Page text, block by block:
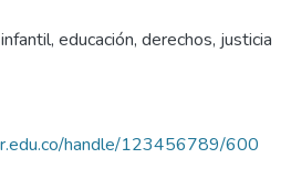
educación, derechos, justicia
handle/123456789/600